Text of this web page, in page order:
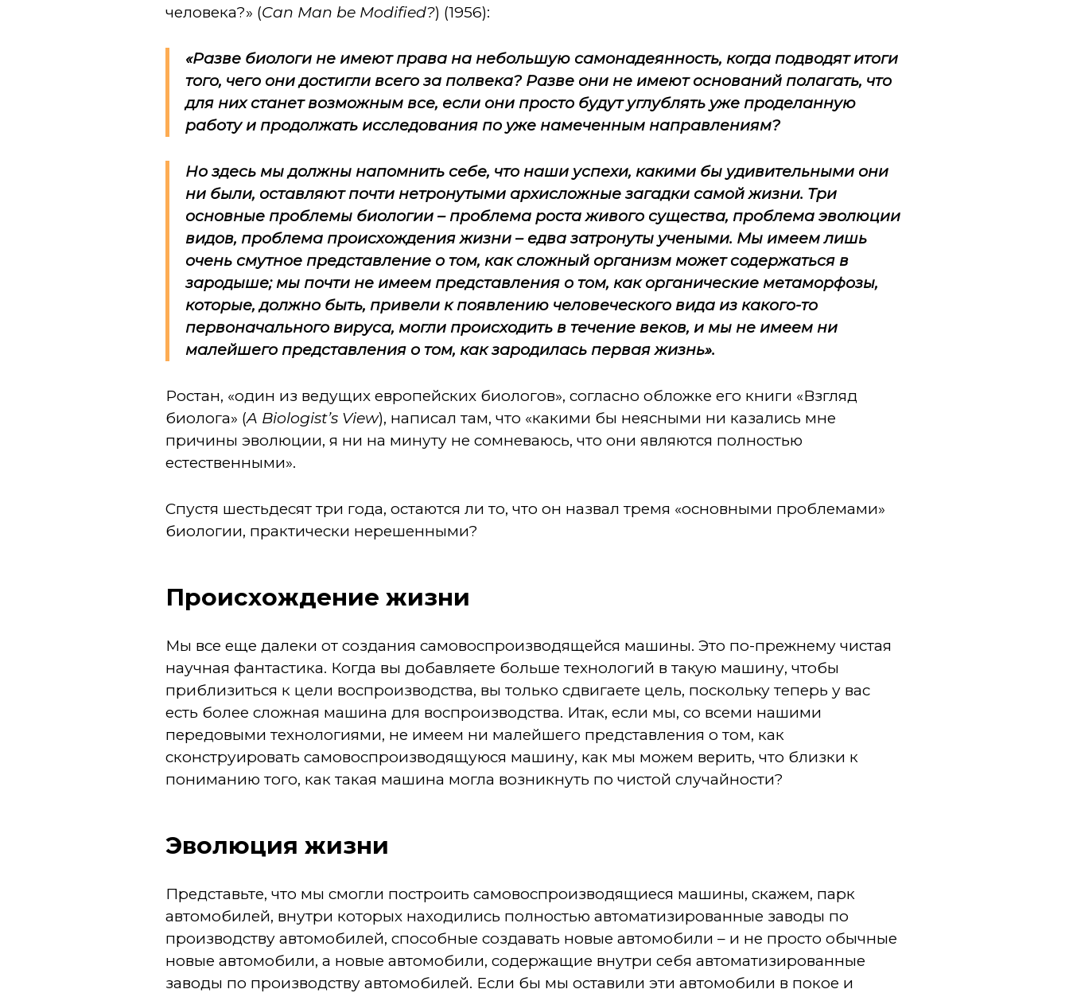
человека?» (Can Man be Modified?) (1956):
«Разве биологи не имеют права на небольшую самонадеянность, когда подводят итоги
того, чего они достигли всего за полвека? Разве они не имеют оснований полагать, что
для них станет возможным все, если они просто будут углублять уже проделанную
работу и продолжать исследования по уже намеченным направлениям?
Но здесь мы должны напомнить себе, что наши успехи, какими бы удивительными они
ни были, оставляют почти нетронутыми архисложные загадки самой жизни. Три
основные проблемы биологии – проблема роста живого существа, проблема эволюции
видов, проблема происхождения жизни – едва затронуты учеными. Мы имеем лишь
очень смутное представление о том, как сложный организм может содержаться в
зародыше; мы почти не имеем представления о том, как органические метаморфозы,
которые, должно быть, привели к появлению человеческого вида из какого-то
первоначального вируса, могли происходить в течение веков, и мы не имеем ни
малейшего представления о том, как зародилась первая жизнь».
Ростан, «один из ведущих европейских биологов», согласно обложке его книги «Взгляд
биолога» (A Biologist’s View), написал там, что «какими бы неясными ни казались мне
причины эволюции, я ни на минуту не сомневаюсь, что они являются полностью
естественными».
Спустя шестьдесят три года, остаются ли то, что он назвал тремя «основными проблемами»
биологии, практически нерешенными?
Происхождение жизни
Мы все еще далеки от создания самовоспроизводящейся машины. Это по-прежнему чистая
научная фантастика. Когда вы добавляете больше технологий в такую машину, чтобы
приблизиться к цели воспроизводства, вы только сдвигаете цель, поскольку теперь у вас
есть более сложная машина для воспроизводства. Итак, если мы, со всеми нашими
передовыми технологиями, не имеем ни малейшего представления о том, как
сконструировать самовоспроизводящуюся машину, как мы можем верить, что близки к
пониманию того, как такая машина могла возникнуть по чистой случайности?
Эволюция жизни
Представьте, что мы смогли построить самовоспроизводящиеся машины, скажем, парк
автомобилей, внутри которых находились полностью автоматизированные заводы по
производству автомобилей, способные создавать новые автомобили – и не просто обычные
новые автомобили, а новые автомобили, содержащие внутри себя автоматизированные
заводы по производству автомобилей. Если бы мы оставили эти автомобили в покое и